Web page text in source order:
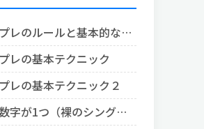
レのルールと基本的な解き方
レの基本テクニック
レの基本テクニック２
（裸のシングル）とエリア内に1つ（隠れたシングル）